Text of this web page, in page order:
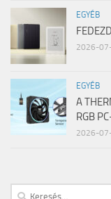
EGYÉB
2026-
EGYÉB
A
RGB
2026-
Keresés: